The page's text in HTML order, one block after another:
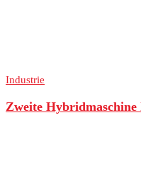
Industrie
Zweite